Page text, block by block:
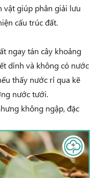
vật giúp phân giải lưu
cấu trúc đất.
ngay tán cây khoảng
dính và không có nước
thấy nước rỉ qua kẽ
nước tưới.
không ngập, đặc